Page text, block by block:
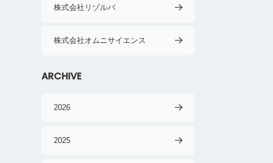
株式会社リゾルバ
株式会社オムニサイエンス
ARCHIVE
2026
2025